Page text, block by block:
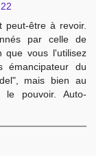
peut-être à revoir.
par celle de
que vous l'utilisez
émancipateur du
mais bien au
pouvoir. Auto-